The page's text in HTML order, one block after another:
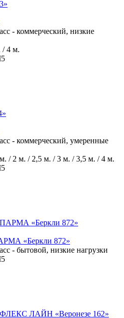
- коммерческий, низкие
/ 4 м.
- коммерческий, умеренные
/ 2 м. / 2,5 м. / 3 м. / 3,5 м. / 4 м.
«Беркли 872»
- бытовой, низкие нагрузки